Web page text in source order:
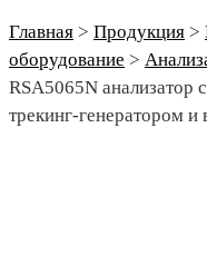
Главная > Продукция >
оборудование >
RSA5065N анализатор
трекинг-генератором